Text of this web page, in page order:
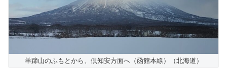
羊蹄山のふもとから、倶知安方面へ（函館本線）（北海道）